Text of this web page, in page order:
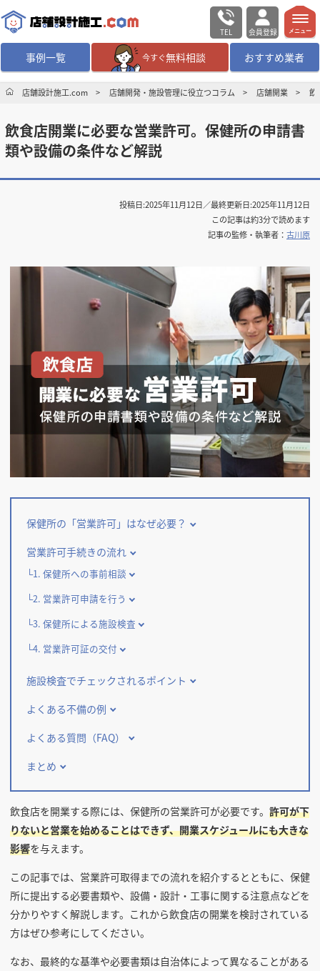
TEL 会員登録
事例一覧 今すぐ無料相談 おすすめ業者
無料相談 ログイン／会員登録
デザイン設計・施工業者を探す
シミュレーター
設計・施工会社様へ
店舗開業・改装をご検討中の方へ
メニュー
店舗設計施工.com 店舗開発・施設管理に役立つコラム 店舗開業 飲
飲食店開業に必要な営業許可。保健所の申請書
類や設備の条件など解説
投稿日:2025年11月12日／最終更新日:2025年11月12日
この記事は約3分で読めます
記事の監修・執筆者： 古川原
保健所の「営業許可」はなぜ必要？
営業許可手続きの流れ
1. 保健所への事前相談
2. 営業許可申請を行う
3. 保健所による施設検査
4. 営業許可証の交付
施設検査でチェックされるポイント
よくある不備の例
よくある質問（FAQ）
まとめ
飲食店を開業する際には、保健所の営業許可が必要です。 許可が下
りないと営業を始めることはできず、開業スケジュールにも大きな
影響を与えます。
この記事では、営業許可取得までの流れを紹介するとともに、保健
所に提出する必要書類や、設備・設計・工事に関する注意点などを
分かりやすく解説します。これから飲食店の開業を検討されている
方はぜひ参考にしてください。
なお、最終的な基準や必要書類は自治体によって異なることがある